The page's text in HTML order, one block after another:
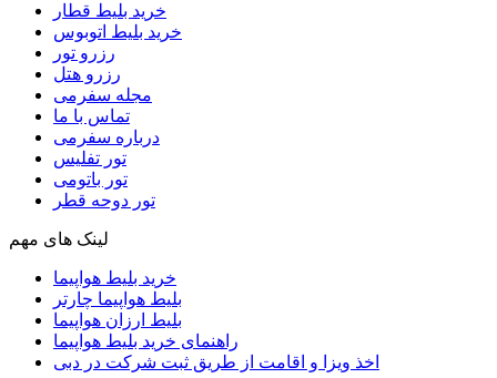
خرید بلیط قطار
خرید بلیط اتوبوس
رزرو تور
رزرو هتل
مجله سفرمی
تماس با ما
درباره سفرمی
تور تفلیس
تور باتومی
تور دوحه قطر
لینک های مهم
خرید بلیط هواپیما
بلیط هواپیما چارتر
بلیط ارزان هواپیما
راهنمای خرید بلیط هواپیما
اخذ ویزا و اقامت از طریق ثبت شرکت در دبی